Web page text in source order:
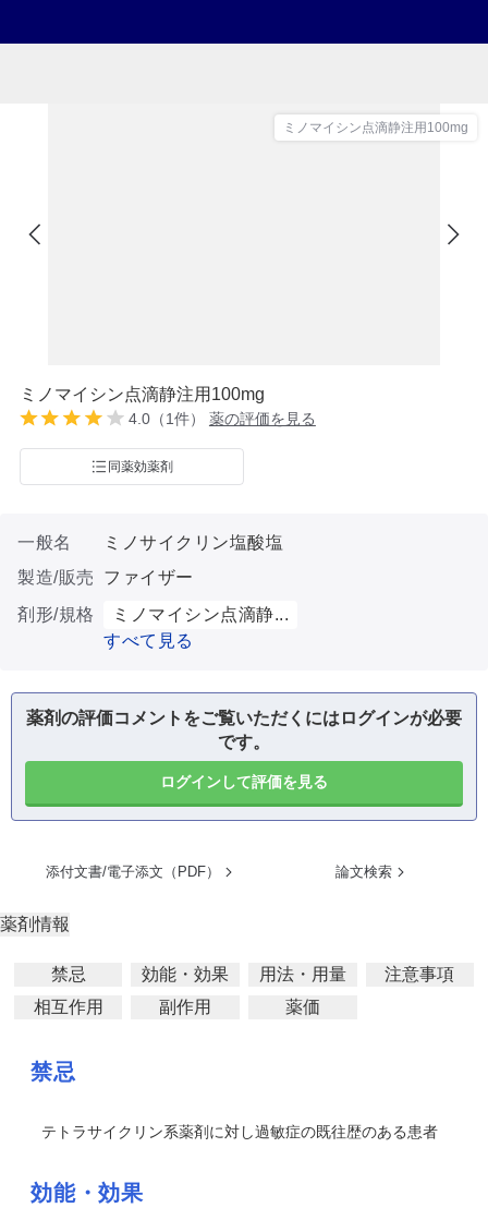
ミノマイシン点滴静注用100mg
ミノマイシン点滴静注用100mg
4.0（1件） 薬の評価を見る
同薬効薬剤
一般名
ミノサイクリン塩酸塩
製造/販売
ファイザー
剤形/規格
ミノマイシン点滴静...
すべて見る
薬剤の評価コメントをご覧いただくにはログインが必要
です。
ログインして評価を見る
添付文書/電子添文（PDF） 論文検索
薬剤情報
禁忌 効能・効果 用法・用量
注意事項
相互作用
副作用 薬価
禁忌
テトラサイクリン系薬剤に対し過敏症の既往歴のある患者
効能・効果